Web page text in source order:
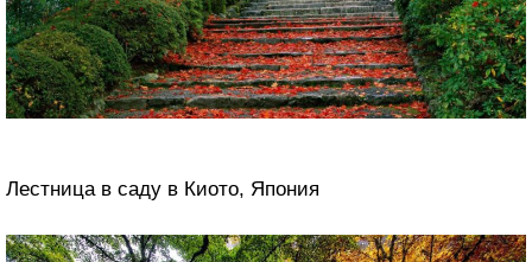
Лестница в саду в Киото, Япония